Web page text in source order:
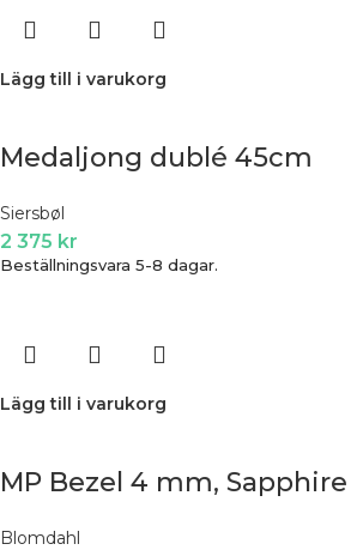
Lägg till i varukorg
Medaljong dublé 45cm
Siersbøl
2 375 kr
Beställningsvara 5-8 dagar.
Lägg till i varukorg
MP Bezel 4 mm, Sapphire
Blomdahl